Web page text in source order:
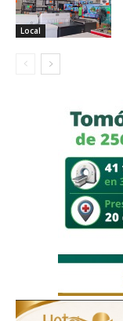
Local